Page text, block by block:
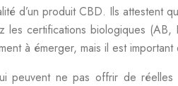
d’un produit CBD. Ils
les certifications biologiques
à émerger, mais il est
peuvent ne pas offrir de